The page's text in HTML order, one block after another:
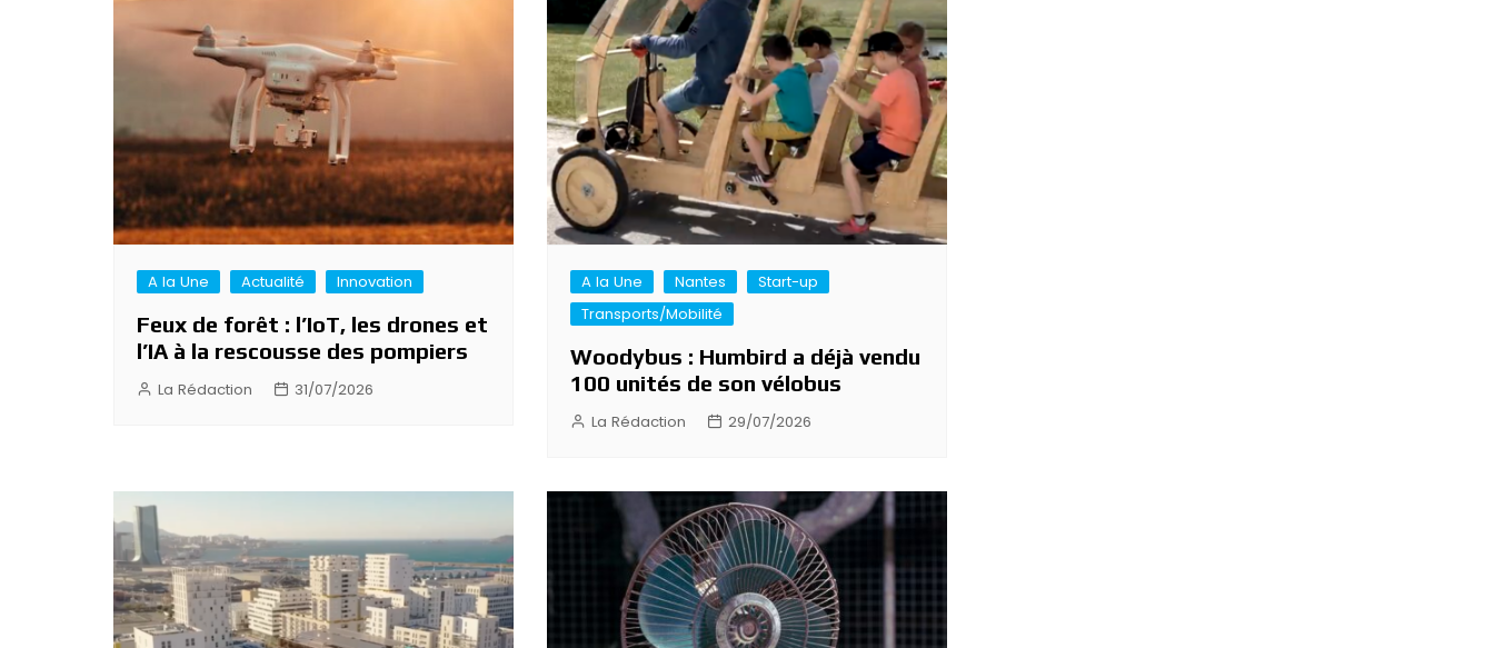
l’article
A la Une Actualité Innovation
Feux de forêt : l’IoT, les drones et
l’IA à la rescousse des pompiers
La Rédaction 31/07/2026
A la Une Nantes
Start-up
Transports/Mobilité
Woodybus : Humbird a déjà vendu
100 unités de son vélobus
La Rédaction 29/07/2026